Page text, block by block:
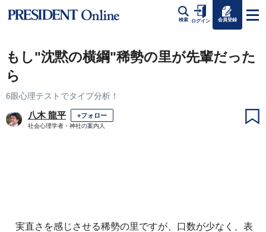
検索 ログイン 会員登録
もし"沈黙の横綱"稀勢の里が先輩だった
ら
6眼心理テストでタイプ分析！
八木 龍平 +フォロー
社会心理学者・神社の案内人
実直さを感じさせる稀勢の里ですが、口数が少なく、表